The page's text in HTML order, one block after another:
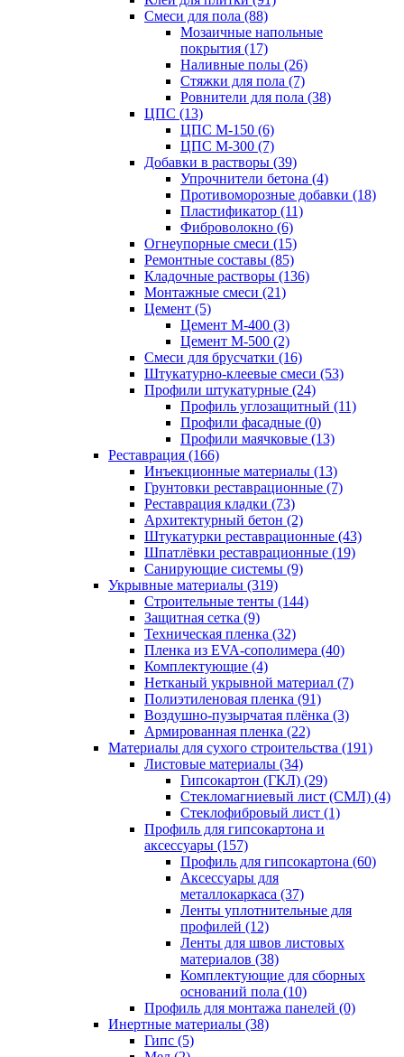
Смеси для пола (88)
Мозаичные напольные
покрытия (17)
Наливные полы (26)
Стяжки для пола (7)
Ровнители для пола (38)
ЦПС (13)
ЦПС М-150 (6)
ЦПС М-300 (7)
Добавки в растворы (39)
Упрочнители бетона (4)
Противоморозные добавки (18)
Пластификатор (11)
Фиброволокно (6)
Огнеупорные смеси (15)
Ремонтные составы (85)
Кладочные растворы (136)
Монтажные смеси (21)
Цемент (5)
Цемент М-400 (3)
Цемент М-500 (2)
Смеси для брусчатки (16)
Штукатурно-клеевые смеси (53)
Профили штукатурные (24)
Профиль углозащитный (11)
Профили фасадные (0)
Профили маячковые (13)
Реставрация (166)
Инъекционные материалы (13)
Грунтовки реставрационные (7)
Реставрация кладки (73)
Архитектурный бетон (2)
Штукатурки реставрационные (43)
Шпатлёвки реставрационные (19)
Санирующие системы (9)
Укрывные материалы (319)
Строительные тенты (144)
Защитная сетка (9)
Техническая пленка (32)
Пленка из EVA-сополимера (40)
Комплектующие (4)
Нетканый укрывной материал (7)
Полиэтиленовая пленка (91)
Воздушно-пузырчатая плёнка (3)
Армированная пленка (22)
Материалы для сухого строительства (191)
Листовые материалы (34)
Гипсокартон (ГКЛ) (29)
Стекломагниевый лист (СМЛ) (4)
Cтеклофибровый лист (1)
Профиль для гипсокартона и
аксессуары (157)
Профиль для гипсокартона (60)
Аксессуары для
металлокаркаса (37)
Ленты уплотнительные для
профилей (12)
Ленты для швов листовых
материалов (38)
Комплектующие для сборных
оснований пола (10)
Профиль для монтажа панелей (0)
Инертные материалы (38)
Гипс (5)